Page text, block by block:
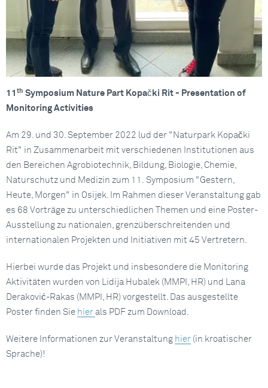
11 th Symposium Nature Part Kopački Rit - Presentation of
Monitoring Activities
Am 29. und 30. September 2022 lud der "Naturpark Kopački
Rit" in Zusammenarbeit mit verschiedenen Institutionen aus
den Bereichen Agrobiotechnik, Bildung, Biologie, Chemie,
Naturschutz und Medizin zum 11. Symposium "Gestern,
Heute, Morgen" in Osijek. Im Rahmen dieser Veranstaltung gab
es 68 Vorträge zu unterschiedlichen Themen und eine Poster-
Ausstellung zu nationalen, grenzüberschreitenden und
internationalen Projekten und Initiativen mit 45 Vertretern.
Hierbei wurde das Projekt und insbesondere die Monitoring
Aktivitäten wurden von Lidija Hubalek (MMPI, HR) und Lana
Deraković-Rakas (MMPI, HR) vorgestellt. Das ausgestellte
Poster finden Sie hier als PDF zum Download.
Weitere Informationen zur Veranstaltung hier (in kroatischer
Sprache)!